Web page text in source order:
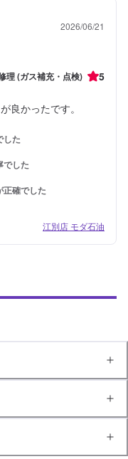
2026/06/21
理 (ガス補充・点検) 5
良かったです。
した
でした
正確でした
江別店 モダ石油